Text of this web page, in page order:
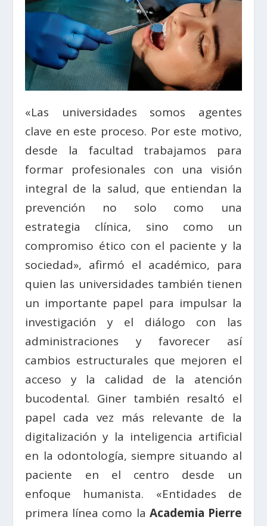
«Las universidades somos agentes
clave en este proceso. Por este motivo,
desde la facultad trabajamos para
formar profesionales con una visión
integral de la salud, que entiendan la
prevención no solo como una
estrategia clínica, sino como un
compromiso ético con el paciente y la
sociedad», afirmó el académico, para
quien las universidades también tienen
un importante papel para impulsar la
investigación y el diálogo con las
administraciones y favorecer así
cambios estructurales que mejoren el
acceso y la calidad de la atención
bucodental. Giner también resaltó el
papel cada vez más relevante de la
digitalización y la inteligencia artificial
en la odontología, siempre situando al
paciente en el centro desde un
enfoque humanista. «Entidades de
primera línea como la Academia Pierre